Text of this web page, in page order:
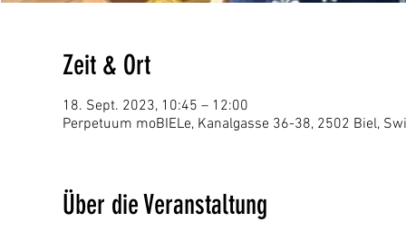
Zeit & Ort
18. Sept. 2023, 10:45 – 12:00
Perpetuum moBIELe, Kanalgasse 36-38, 2502 Biel,
Über die Veranstaltung